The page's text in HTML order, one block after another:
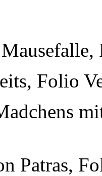
Folio
Patras,